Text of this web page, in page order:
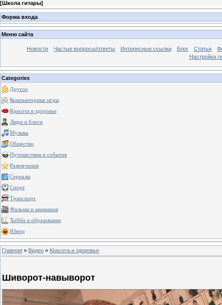
[Школа гитары]
Форма входа
Меню сайта
Новости Частые вопросы/ответы Интересные ссылки Блог Статьи
Настройка
Categories
Другое
Компьютерные игры
Красота и здоровье
Люди и блоги
Музыка
Общество
Путешествия и события
Развлечения
Сериалы
Спорт
Транспорт
Фильмы и анимация
Хобби и образование
Юмор
Главная » Видео » Красота и здоровье
Шиворот-навыворот